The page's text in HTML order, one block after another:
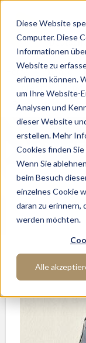
Diese Website
Computer. Diese
Informationen
Website zu
erinnern können.
um Ihre Website-
Analysen und
dieser Website
erstellen. Mehr
Cookies finden
Wenn Sie
beim Besuch
einzelnes Cookie
daran zu erinnern,
werden möchten.
Alle
Deutsc
Home
Manager-
Restrukturierung